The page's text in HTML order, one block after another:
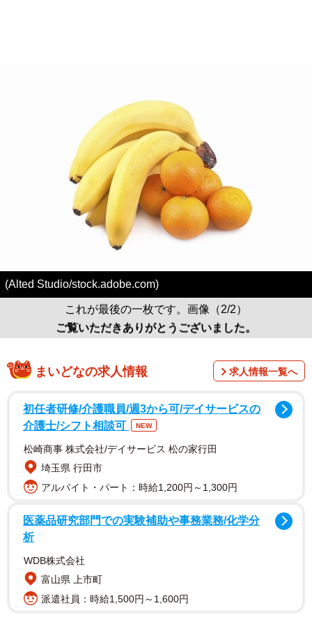
(Alted Studio/stock.adobe.com)
これが最後の一枚です。画像（2/2）
ご覧いただきありがとうございました。
まいどなの求人情報 求人情報一覧へ
初任者研修/介護職員/週3から可/デイサービスの
介護士/シフト相談可
NEW
松崎商事 株式会社/デイサービス 松の家行田
埼玉県 行田市
アルバイト・パート：時給1,200円～1,300円
医薬品研究部門での実験補助や事務業務/化学分
析
WDB株式会社
富山県 上市町
派遣社員：時給1,500円～1,600円